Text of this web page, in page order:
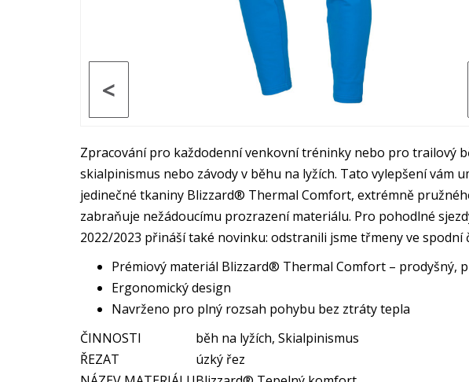
<
Zpracování pro každodenní venkovní tréninky nebo pro trailový
skialpinismus nebo závody v běhu na lyžích. Tato vylepšení vám
jedinečné tkaniny Blizzard® Thermal Comfort, extrémně
zabraňuje nežádoucímu prozrazení materiálu. Pro pohodlné
2022/2023 přináší také novinku: odstranili jsme třmeny ve spodní
Prémiový materiál Blizzard® Thermal Comfort – prodyšný,
Ergonomický design
Navrženo pro plný rozsah pohybu bez ztráty tepla
ČINNOSTI
běh na lyžích, Skialpinismus
ŘEZAT
úzký řez